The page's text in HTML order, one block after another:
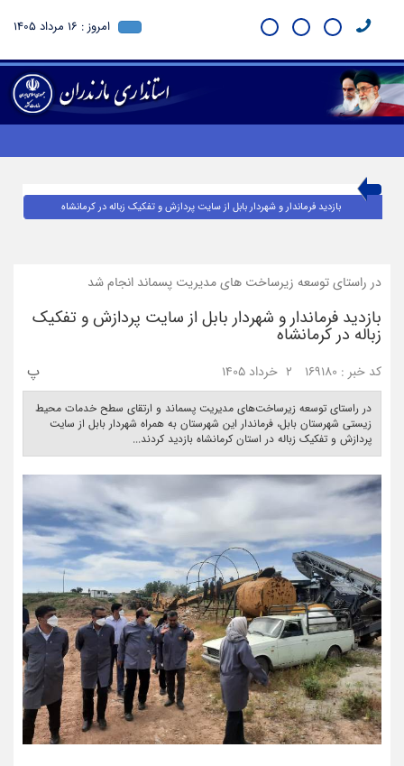
امروز : 16 مرداد 1405
بازدید فرماندار و شهردار بابل از سایت پردازش و تفکیک زباله در کرمانشاه
در راستای توسعه زیرساخت های مدیریت پسماند انجام شد
بازدید فرماندار و شهردار بابل از سایت پردازش و تفکیک
زباله در کرمانشاه
کد خبر : 169180 2 خرداد 1405 پ
در راستای توسعه زیرساخت‌های مدیریت پسماند و ارتقای سطح خدمات محیط
زیستی شهرستان بابل، فرماندار این شهرستان به همراه شهردار بابل از سایت
پردازش و تفکیک زباله در استان کرمانشاه بازدید کردند... ‎